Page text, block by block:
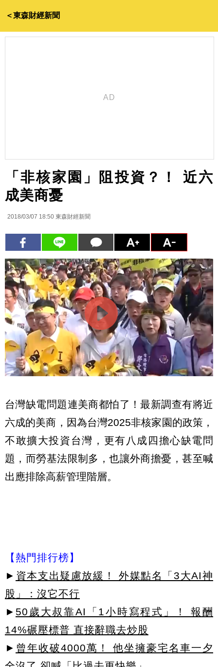
＜東森財經新聞
「非核家園」阻投資？！ 近六
成美商憂
2018/03/07 18:50 東森財經新聞
台灣缺電問題連美商都怕了！最新調查有將近
六成的美商，因為台灣2025非核家園的政策，
不敢擴大投資台灣，更有八成四擔心缺電問
題，而勞基法限制多，也讓外商擔憂，甚至喊
出應排除高薪管理階層。
【熱門排行榜】
► 資本支出疑慮放緩！ 外媒點名「3大AI神
股」：沒它不行
► 50歲大叔靠AI「1小時寫程式」！ 報酬
14%碾壓標普 直接辭職去炒股
► 曾年收破4000萬！ 他坐擁豪宅名車一夕